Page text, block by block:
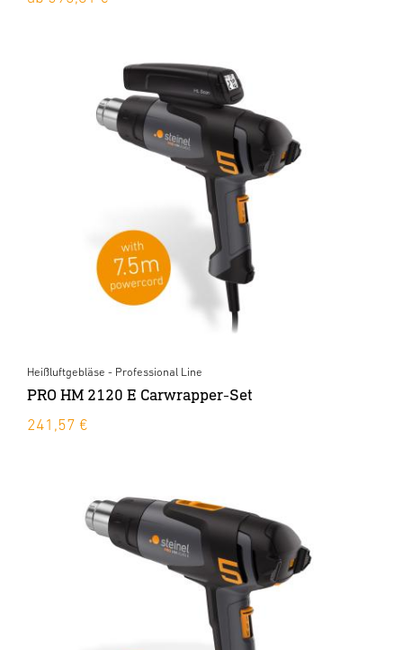
Heißluftgebläse - Professional Line
PRO HM 2120 E Carwrapper-Set
241,57 €